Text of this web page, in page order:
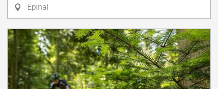
Épinal